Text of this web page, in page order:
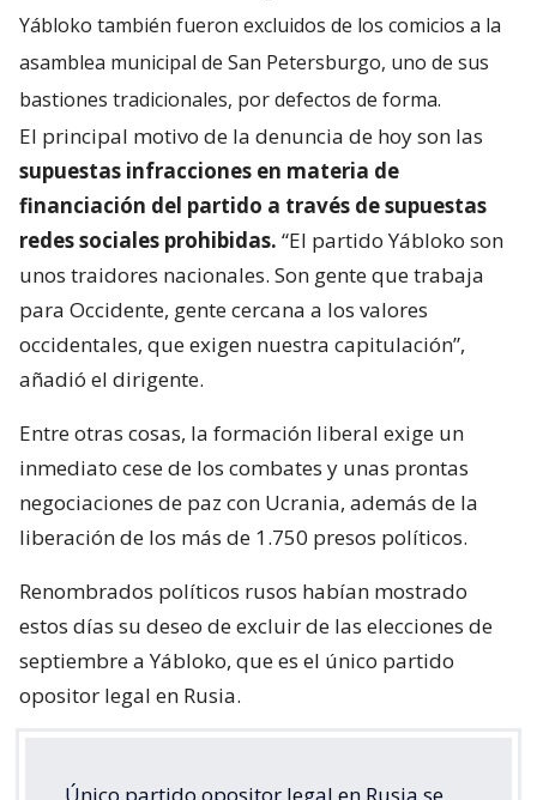
Yábloko también fueron excluidos de los comicios a la
asamblea municipal de San Petersburgo, uno de sus
bastiones tradicionales, por defectos de forma.
El principal motivo de la denuncia de hoy son las
supuestas infracciones en materia de
financiación del partido a través de supuestas
redes sociales prohibidas. “El partido Yábloko son
unos traidores nacionales. Son gente que trabaja
para Occidente, gente cercana a los valores
occidentales, que exigen nuestra capitulación”,
añadió el dirigente.
Entre otras cosas, la formación liberal exige un
inmediato cese de los combates y unas prontas
negociaciones de paz con Ucrania, además de la
liberación de los más de 1.750 presos políticos.
Renombrados políticos rusos habían mostrado
estos días su deseo de excluir de las elecciones de
septiembre a Yábloko, que es el único partido
opositor legal en Rusia.